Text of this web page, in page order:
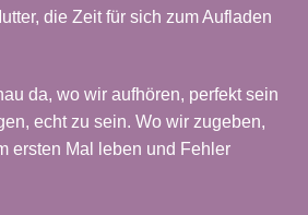
die Zeit für sich zum Aufladen
da, wo wir aufhören, perfekt sein
echt zu sein. Wo wir zugeben,
ersten Mal leben und Fehler